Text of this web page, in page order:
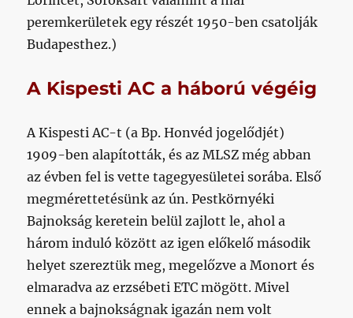
peremkerületek egy részét 1950-ben csatolják
Budapesthez.)
A Kispesti AC a háború végéig
A Kispesti AC-t (a Bp. Honvéd jogelődjét)
1909-ben alapították, és az MLSZ még abban
az évben fel is vette tagegyesületei sorába. Első
megmérettetésünk az ún. Pestkörnyéki
Bajnokság keretein belül zajlott le, ahol a
három induló között az igen előkelő második
helyet szereztük meg, megelőzve a Monort és
elmaradva az erzsébeti ETC mögött. Mivel
ennek a bajnokságnak igazán nem volt